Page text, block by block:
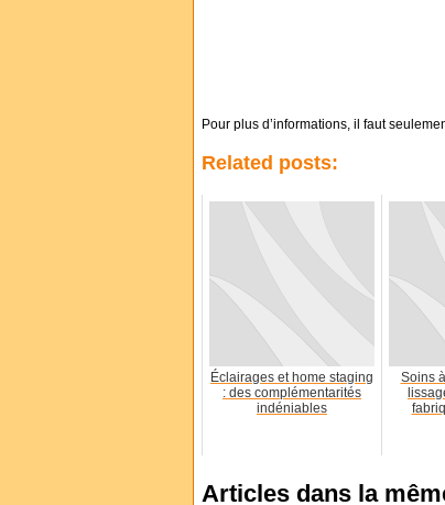
Pour plus d’informations, il faut
Related posts:
Éclairages et home staging
: des complémentarités
indéniables
Soins
Articles dans la